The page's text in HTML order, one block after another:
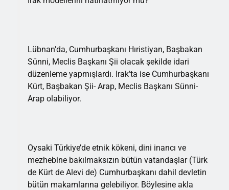
Lübnan’da, Cumhurbaşkanı Hıristiyan, Başbakan
Sünni, Meclis Başkanı Şii olacak şekilde idari
düzenleme yapmışlardı. Irak’ta ise Cumhurbaşkanı
Kürt, Başbakan Şii- Arap, Meclis Başkanı Sünni-
Arap olabiliyor.
Oysaki Türkiye’de etnik kökeni, dini inancı ve
mezhebine bakılmaksızın bütün vatandaşlar (Türk
de Kürt de Alevi de) Cumhurbaşkanı dahil devletin
bütün makamlarına gelebiliyor. Böylesine akla